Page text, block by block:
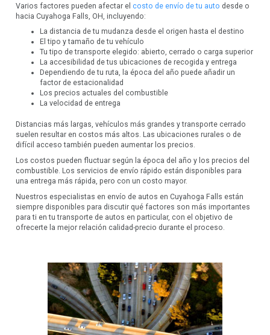
Varios factores pueden afectar elcosto de envío de tu auto desde o
hacia Cuyahoga Falls, OH, incluyendo:
La distancia de tu mudanza desde el origen hasta el destino
El tipo y tamaño de tu vehículo
Tu tipo de transporte elegido: abierto, cerrado o carga superior
La accesibilidad de tus ubicaciones de recogida y entrega
Dependiendo de tu ruta, la época del año puede añadir un
factor de estacionalidad
Los precios actuales del combustible
La velocidad de entrega
Distancias más largas, vehículos más grandes y transporte cerrado
suelen resultar en costos más altos. Las ubicaciones rurales o de
difícil acceso también pueden aumentar los precios.
Los costos pueden fluctuar según la época del año y los precios del
combustible. Los servicios de envío rápido están disponibles para
una entrega más rápida, pero con un costo mayor.
Nuestros especialistas en envío de autos en Cuyahoga Falls están
siempre disponibles para discutir qué factores son más importantes
para ti en tu transporte de autos en particular, con el objetivo de
ofrecerte la mejor relación calidad-precio durante el proceso.